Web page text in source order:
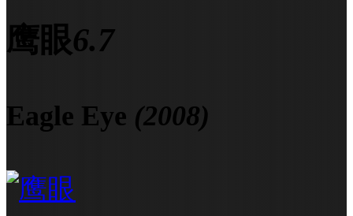
鹰眼6.7
Eagle Eye (2008)